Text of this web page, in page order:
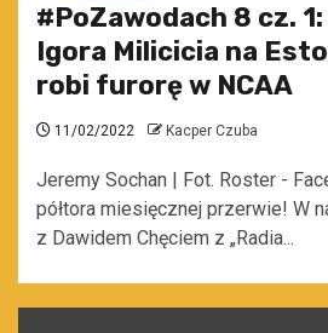
#PoZawodach 8 cz. 1:
Igora Milicicia na
robi furorę w NCAA
11/02/2022 Kacper Czuba
Jeremy Sochan | Fot. Roster -
półtora miesięcznej przerwie! W
z Dawidem Chęciem z „Radia...